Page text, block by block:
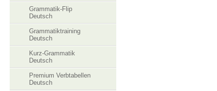
Grammatik-Flip
Deutsch
Grammatiktraining
Deutsch
Kurz-Grammatik
Deutsch
Premium Verbtabellen
Deutsch